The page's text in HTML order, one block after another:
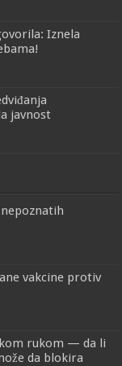
Iznela
javnost
vakcine protiv
rukom — da li
da blokira